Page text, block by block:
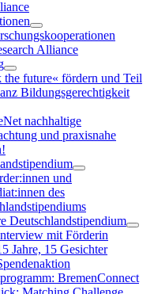
Alliance
the future« fördern und Teil
Bildungsgerechtigkeit
nachhaltige
und praxisnahe
und
des
Deutschlandstipendium
mit Förderin
Jahre, 15 Gesichter
BremenConnect